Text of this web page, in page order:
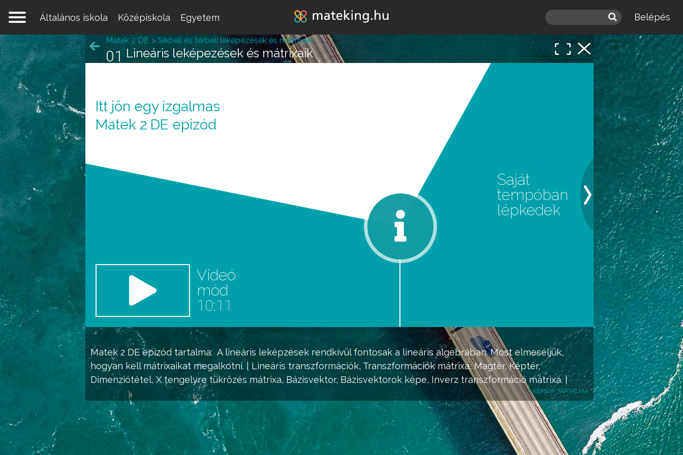
Jump to navigation
Általános iskola
Középiskola Egyetem Belépés
Matek 2 DEepizód tartalma: A lineáris leképzések rendkívül fontosak a lineáris algebrában. Most elmeséljük,
hogyan kell mátrixaikat megalkotni. | Lineáris transzformációk, Transzformációk mátrixa, Magtér, Képtér,
Dimenziótétel, X tengelyre tükrözés mátrixa, Bázisvektor, Bázisvektorokképe, Inverz transzformáció mátrixa. |
A KÉPSOR TARTALMA
Matek 2 DE Síkbeli és térbeli leképezések és mátrixaik
Lineáris leképezések és mátrixaik
01
Itt jön egy izgalmas
Matek 2 DE epizód
Videó
mód
10:11
Saját
tempóban
lépkedek